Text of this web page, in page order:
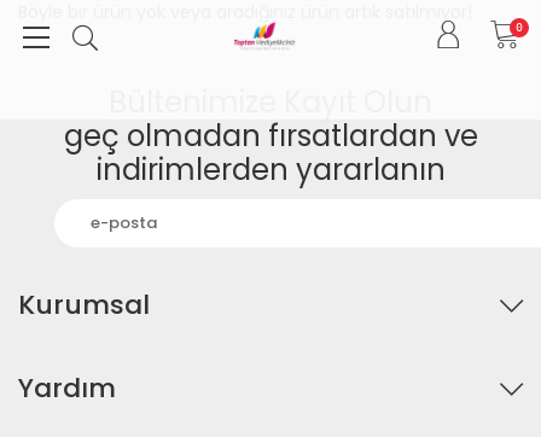
0
geç olmadan fırsatlardan ve
indirimlerden yararlanın
Kurumsal
Yardım